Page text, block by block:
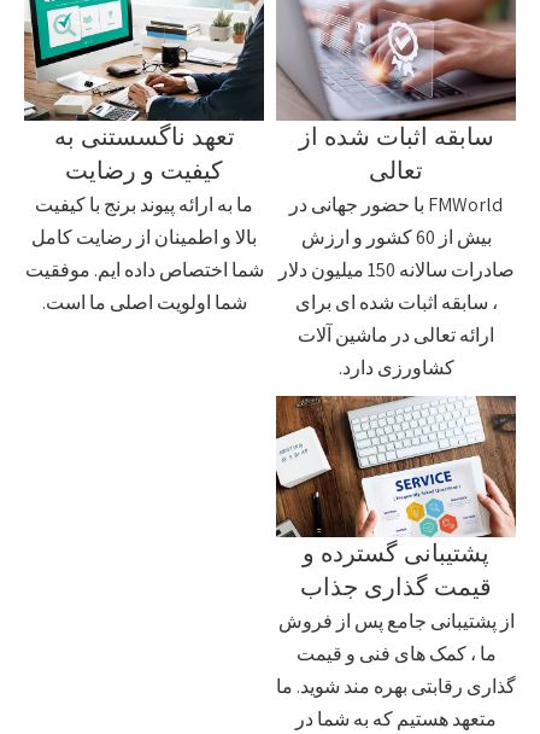
سابقه اثبات شده از
تعالی
FMWorld با حضور جهانی در
بیش از 60 کشور و ارزش
صادرات سالانه 150 میلیون دلار
، سابقه اثبات شده ای برای
ارائه تعالی در ماشین آلات
کشاورزی دارد.
تعهد ناگسستنی به
کیفیت و رضایت
ما به ارائه پیوند برنج با کیفیت
بالا و اطمینان از رضایت کامل
شما اختصاص داده ایم. موفقیت
شما اولویت اصلی ما است.
پشتیبانی گسترده و
قیمت گذاری جذاب
از پشتیبانی جامع پس از فروش
ما ، کمک های فنی و قیمت
گذاری رقابتی بهره مند شوید. ما
متعهد هستیم که به شما در